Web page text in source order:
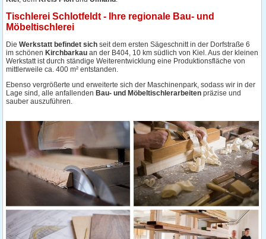
Tischlerei Schlotfeldt - Ihre regionale Bau- und
Möbeltischlerei
Die Werkstatt befindet sich seit dem ersten Sägeschnitt in der Dorfstraße 6
im schönen Kirchbarkauan der B404, 10 km südlich von Kiel. Aus der kleinen
Werkstatt ist durch ständige Weiterentwicklung eine Produktionsfläche von
mittlerweile ca. 400 m² entstanden.
Ebenso vergrößerte und erweiterte sich der Maschinenpark, sodass wir in der
Lage sind, alle anfallenden Bau- und Möbeltischlerarbeitenpräzise und
sauber auszuführen.